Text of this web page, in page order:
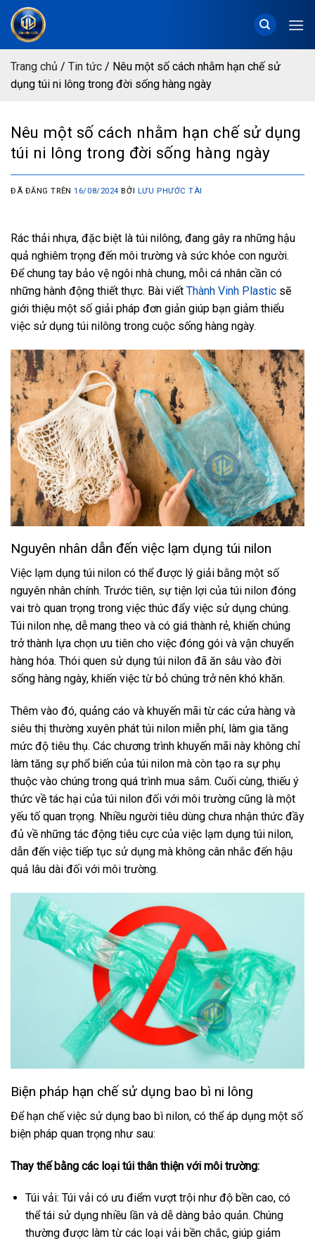
Chuyển
đến
dungTrang chủ / Tin tức / Nêu một số cách nhằm hạn chế sử
dụng túi ni lông trong đời sống hàng ngày
Nêu một số cách nhằm hạn chế sử dụng
túi ni lông trong đời sống hàng ngày
ĐÃ ĐĂNG TRÊN16/08/2024 BỞI LƯU PHƯỚC TÀI
Rác thải nhựa, đặc biệt là túi nilông, đang gây ra những hậu
quả nghiêm trọng đến môi trường và sức khỏe con người.
Để chung tay bảo vệ ngôi nhà chung, mỗi cá nhân cần có
những hành động thiết thực. Bài viết Thành Vinh Plastic sẽ
giới thiệu một số giải pháp đơn giản giúp bạn giảm thiểu
việc sử dụng túi nilông trong cuộc sống hàng ngày.
Nguyên nhân dẫn đến việc lạm dụng túi nilon
Việc lạm dụng túi nilon có thể được lý giải bằng một số
nguyên nhân chính. Trước tiên, sự tiện lợi của túi nilon đóng
vai trò quan trọng trong việc thúc đẩy việc sử dụng chúng.
Túi nilon nhẹ, dễ mang theo và có giá thành rẻ, khiến chúng
trở thành lựa chọn ưu tiên cho việc đóng gói và vận chuyển
hàng hóa. Thói quen sử dụng túi nilon đã ăn sâu vào đời
sống hàng ngày, khiến việc từ bỏ chúng trở nên khó khăn.
Thêm vào đó, quảng cáo và khuyến mãi từ các cửa hàng và
siêu thị thường xuyên phát túi nilon miễn phí, làm gia tăng
mức độ tiêu thụ. Các chương trình khuyến mãi này không chỉ
làm tăng sự phổ biến của túi nilon mà còn tạo ra sự phụ
thuộc vào chúng trong quá trình mua sắm. Cuối cùng, thiếu ý
thức về tác hại của túi nilon đối với môi trường cũng là một
yếu tố quan trọng. Nhiều người tiêu dùng chưa nhận thức đầy
đủ về những tác động tiêu cực của việc lạm dụng túi nilon,
dẫn đến việc tiếp tục sử dụng mà không cân nhắc đến hậu
quả lâu dài đối với môi trường.
Biện pháp hạn chế sử dụng bao bì ni lông
Để hạn chế việc sử dụng bao bì nilon, có thể áp dụng một số
biện pháp quan trọng như sau:
Thay thế bằng các loại túi thân thiện với môi trường:
Túi vải: Túi vải có ưu điểm vượt trội như độ bền cao, có
thể tái sử dụng nhiều lần và dễ dàng bảo quản. Chúng
thường được làm từ các loại vải bền chắc, giúp giảm